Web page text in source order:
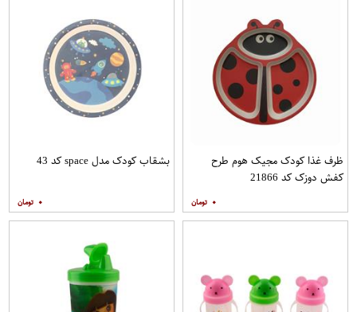
ظرف غذا کودک مجیک هوم طرح
کفش دوزک کد 21866
۰
بشقاب کودک مدل space کد 43
۰